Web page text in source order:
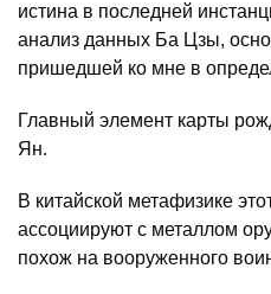
истина в последней
анализ данных Ба Цзы,
пришедшей ко мне в
Главный элемент карты
Ян.
В китайской метафизике
ассоциируют с металлом
похож на вооруженного